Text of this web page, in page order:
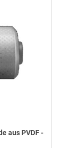
aus PVDF -